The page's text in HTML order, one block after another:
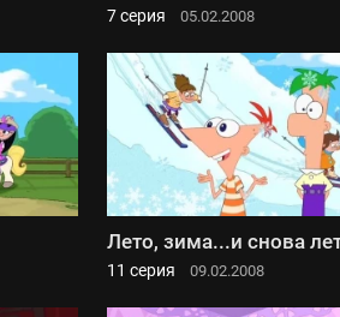
7 серия 05.02.2008
Лето, зима...и снова
11 серия 09.02.2008